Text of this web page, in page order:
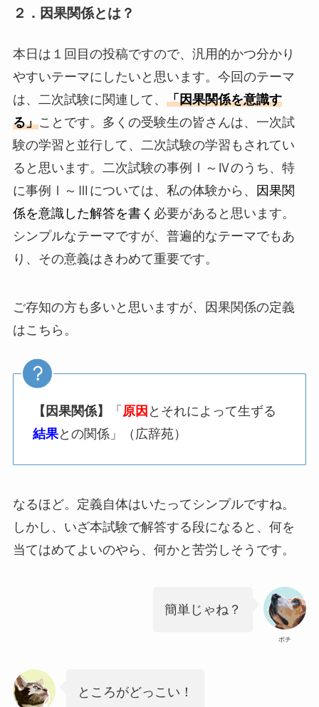
２．因果関係とは？
本日は１回目の投稿ですので、汎用的かつ分かり
やすいテーマにしたいと思います。今回のテーマ
は、二次試験に関連して、 「因果関係を意識す
る」ことです。多くの受験生の皆さんは、一次試
験の学習と並行して、二次試験の学習もされてい
ると思います。二次試験の事例Ⅰ～Ⅳのうち、特
に事例Ⅰ～Ⅲについては、私の体験から、
因果関
係を意識した解答を書く 必要があると思います。
シンプルなテーマですが、普遍的なテーマでもあ
り、その意義はきわめて重要です。
ご存知の方も多いと思いますが、因果関係の定義
はこちら。
【因果関係】 「 原因 とそれによって生ずる
結果との関係」（広辞苑）
なるほど。定義自体はいたってシンプルですね。
しかし、いざ本試験で解答する段になると、何を
当てはめてよいのやら、何かと苦労しそうです。
ポチ
簡単じゃね？
ところがどっこい！